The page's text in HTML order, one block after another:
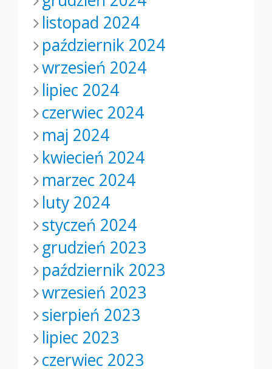
listopad 2024
październik 2024
wrzesień 2024
lipiec 2024
czerwiec 2024
maj 2024
kwiecień 2024
marzec 2024
luty 2024
styczeń 2024
grudzień 2023
październik 2023
wrzesień 2023
sierpień 2023
lipiec 2023
czerwiec 2023